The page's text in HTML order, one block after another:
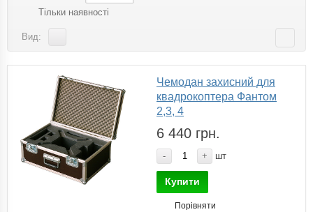
Тільки наявності
Вид:
Чемодан захисний для
квадрокоптера Фантом
2,3, 4
6 440 грн.
- + шт
Купити
Порівняти